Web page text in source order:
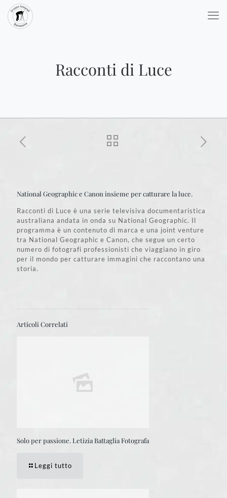
Racconti di Luce
National Geographic e Canon insieme per catturare la luce.
Racconti di Luce è una serie televisiva documentaristica
australiana andata in onda su National Geographic. Il
programma è un contenuto di marca e una joint venture
tra National Geographic e Canon, che segue un certo
numero di fotografi professionisti che viaggiano in giro
per il mondo per catturare immagini che raccontano una
storia.
Articoli Correlati
Solo per passione. Letizia Battaglia Fotografa
Leggi tutto